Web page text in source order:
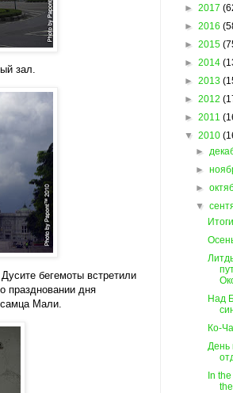
зал.
бегемоты встретили
праздновании дня
самца Мали.
► 2017
► 2016
► 2015
► 2014
► 2013
► 2012
► 2011
▼ 2010
►
►
►
▼
Итоги
Над
Ко-
День
In